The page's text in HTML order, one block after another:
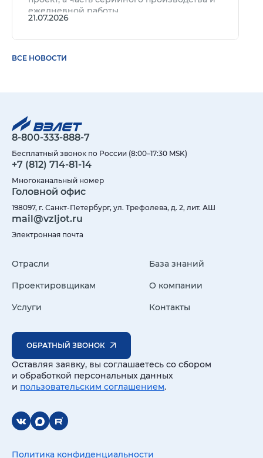
ежедневной работы.
21.07.2026
ВСЕ НОВОСТИ
8-800-333-888-7
Бесплатный звонок по России (8:00–17:30 MSK)
+7 (812) 714-81-14
Многоканальный номер
Головной офис
198097, г. Санкт-Петербург, ул. Трефолева, д. 2, лит. АШ
mail@vzljot.ru
Электронная почта
Отрасли
Проектировщикам
Услуги
База знаний
О компании
Контакты
ОБРАТНЫЙ ЗВОНОК
Оставляя заявку, вы соглашаетесь со сбором
и обработкой персональных данных
и пользовательским соглашением.
Политика конфиденциальности